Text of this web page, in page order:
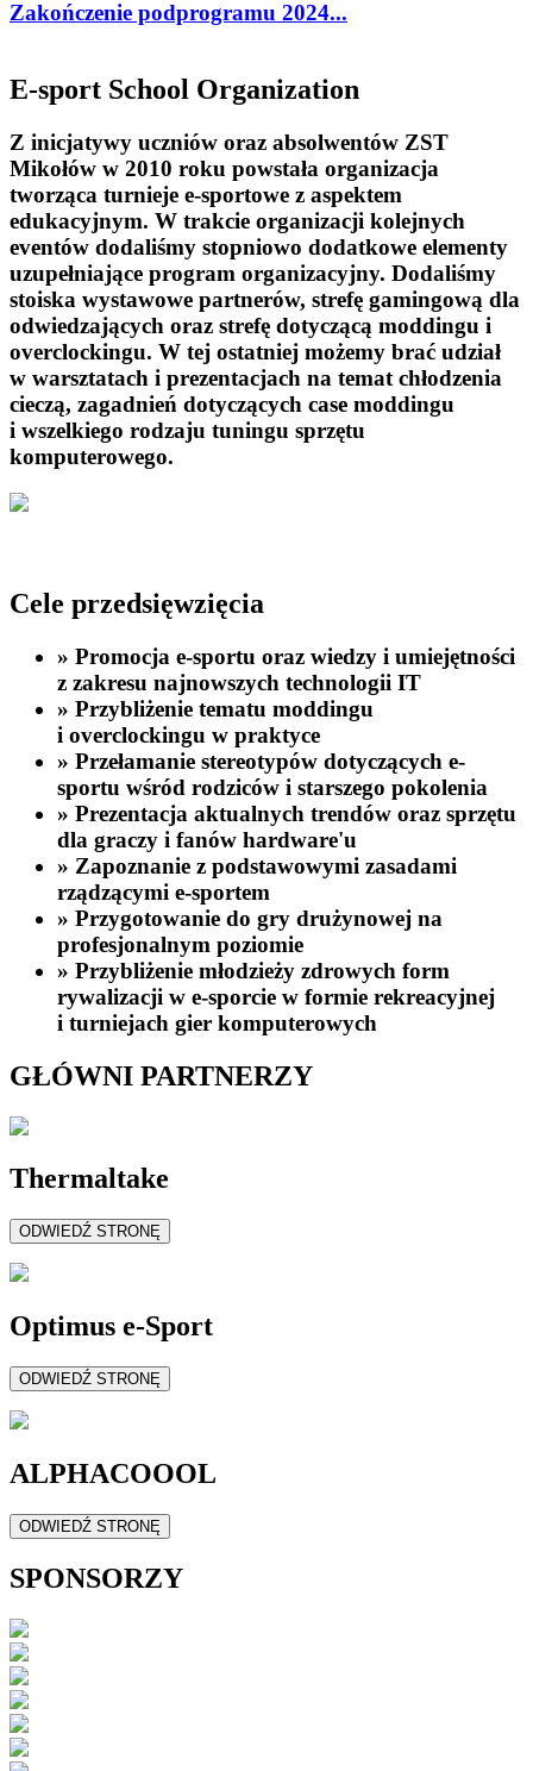
Zakończenie podprogramu 2024...
E-sport School Organization
Z inicjatywy uczniów oraz absolwentów ZST
Mikołów w 2010 roku powstała organizacja
tworząca turnieje e-sportowe z aspektem
edukacyjnym. W trakcie organizacji kolejnych
eventów dodaliśmy stopniowo dodatkowe elementy
uzupełniające program organizacyjny. Dodaliśmy
stoiska wystawowe partnerów, strefę gamingową dla
odwiedzających oraz strefę dotyczącą moddingu i
overclockingu. W tej ostatniej możemy brać udział
w warsztatach i prezentacjach na temat chłodzenia
cieczą, zagadnień dotyczących case moddingu
i wszelkiego rodzaju tuningu sprzętu
komputerowego.
Cele przedsięwzięcia
» Promocja e-sportu oraz wiedzy i umiejętności
z zakresu najnowszych technologii IT
» Przybliżenie tematu moddingu
i overclockingu w praktyce
» Przełamanie stereotypów dotyczących e-
sportu wśród rodziców i starszego pokolenia
» Prezentacja aktualnych trendów oraz sprzętu
dla graczy i fanów hardware'u
» Zapoznanie z podstawowymi zasadami
rządzącymi e-sportem
» Przygotowanie do gry drużynowej na
profesjonalnym poziomie
» Przybliżenie młodzieży zdrowych form
rywalizacji w e-sporcie w formie rekreacyjnej
i turniejach gier komputerowych
GŁÓWNI PARTNERZY
Thermaltake
ODWIEDŹ STRONĘ
Optimus e-Sport
ODWIEDŹ STRONĘ
ALPHACOOOL
ODWIEDŹ STRONĘ
SPONSORZY